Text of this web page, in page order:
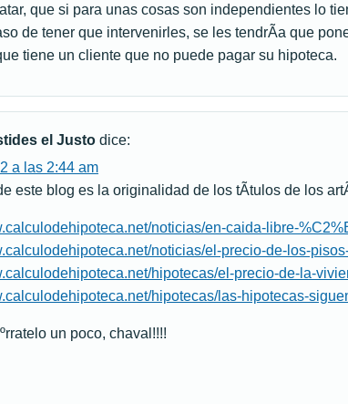
que si para unas cosas son independientes lo
de tener que intervenirles, se les tendrÃ­a que
tiene un cliente que no puede pagar su hipoteca.
el Justo dice:
a las 2:44 am
este blog es la originalidad de los tÃ­tulos de los
noticias/en-caida-libre-
noticias/el-precio-de-los-
hipotecas/el-precio-de-la-
hipotecas/las-hipotecas-
un poco, chaval!!!!